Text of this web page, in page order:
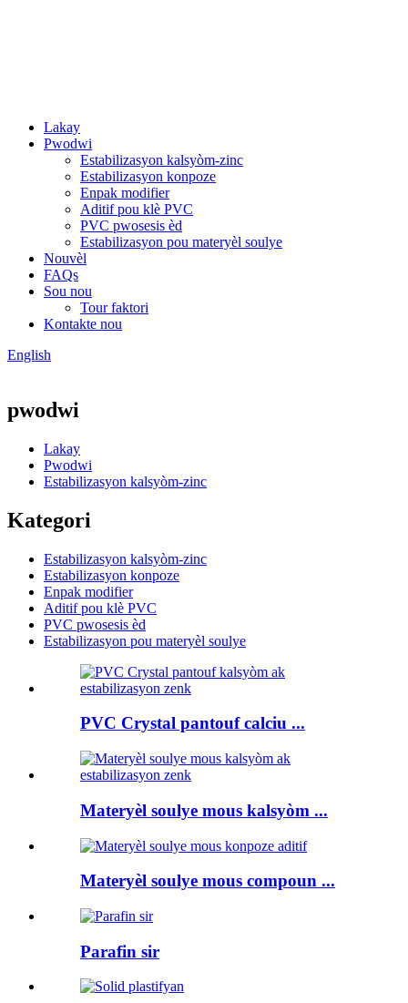
Lakay
Pwodwi
Estabilizasyon kalsyòm-zinc
Estabilizasyon konpoze
Enpak modifier
Aditif pou klè PVC
PVC pwosesis èd
Estabilizasyon pou materyèl soulye
Nouvèl
FAQs
Sou nou
Tour faktori
Kontakte nou
English
pwodwi
Lakay
Pwodwi
Estabilizasyon kalsyòm-zinc
Kategori
Estabilizasyon kalsyòm-zinc
Estabilizasyon konpoze
Enpak modifier
Aditif pou klè PVC
PVC pwosesis èd
Estabilizasyon pou materyèl soulye
PVC Crystal pantouf calciu ...
Materyèl soulye mous kalsyòm ...
Materyèl soulye mous compoun ...
Parafin sir